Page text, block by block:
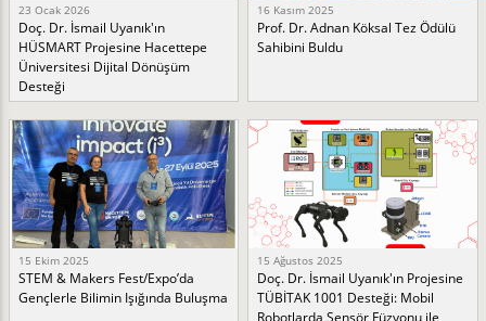
23 Ocak 2026
Doç. Dr. İsmail Uyanık'ın
HÜSMART Projesine Hacettepe
Üniversitesi Dijital Dönüşüm
Desteği
16 Kasım 2025
Prof. Dr. Adnan Köksal Tez Ödülü
Sahibini Buldu
15 Ekim 2025
STEM & Makers Fest/Expo’da
Gençlerle Bilimin Işığında Buluşma
15 Ağustos 2025
Doç. Dr. İsmail Uyanık'ın Projesine
TÜBİTAK 1001 Desteği: Mobil
Robotlarda Sensör Füzyonu ile